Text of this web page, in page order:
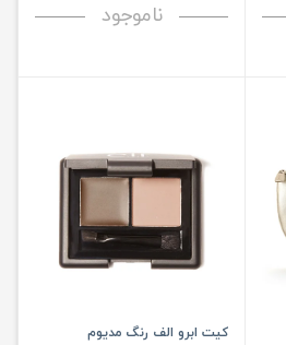
ناموجود
کیت ابرو الف رنگ مدیوم